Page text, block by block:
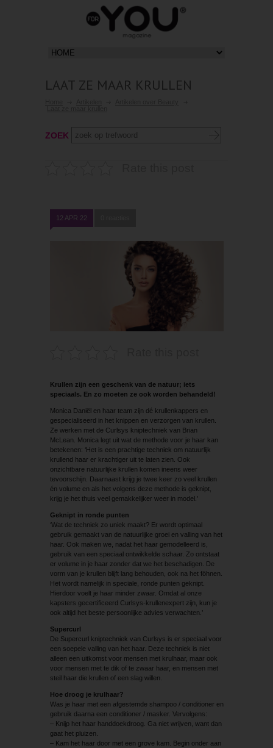
LAAT ZE MAAR KRULLEN
ZOEK
12 APR 22
Krullen zijn een geschenk van de natuur; iets
speciaals. En zo moeten ze ook worden behandeld!
Monica Daniël en haar team zijn dé krullenkappers en
gespecialiseerd in het knippen en verzorgen van krullen.
Ze werken met de Curlsys kniptechniek van Brian
McLean. Monica legt uit wat de methode voor je haar kan
betekenen: ‘Het is een prachtige techniek om natuurlijk
krullend haar er krachtiger uit te laten zien. Ook
onzichtbare natuurlijke krullen komen ineens weer
tevoorschijn. Daarnaast krijg je twee keer zo veel krullen
én volume en als het volgens deze methode is geknipt,
krijg je het thuis veel gemakkelijker weer in model.’
Geknipt in ronde punten
‘Wat de techniek zo uniek maakt? Er wordt optimaal
gebruik gemaakt van de natuurlijke groei en valling van het
haar. Ook maken we, nadat het haar gemodelleerd is,
gebruik van een speciaal ontwikkelde schaar. Zo ontstaat
er volume in je haar zonder dat we het beschadigen. De
vorm van je krullen blijft lang behouden, ook na het föhnen.
Het wordt namelijk in speciale, ronde punten geknipt.
Hierdoor voelt je haar minder zwaar. Omdat al onze
kapsters gecertificeerd Curlsys-krullenexpert zijn, kun je
ook altijd het beste persoonlijke advies verwachten.’
Supercurl
De Supercurl kniptechniek van Curlsys is er speciaal voor
een soepele valling van het haar. Deze techniek is niet
alleen een uitkomst voor mensen met krulhaar, maar ook
voor mensen met te dik of te zwaar haar, en mensen met
steil haar die krullen of een slag willen.
Hoe droog je krulhaar?
Was je haar met een afgestemde shampoo / conditioner en
gebruik daarna een conditioner / masker. Vervolgens:
– Knijp het haar handdoekdroog. Ga niet wrijven, want dan
gaat het pluizen.
– Kam het haar door met een grove kam. Begin onder aan